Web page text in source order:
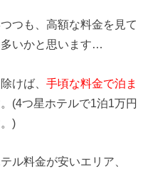
つも、高額な料金を見て
いかと思います…
けば、手頃な料金で泊ま
(4つ星ホテルで1泊1万円
)
ル料金が安いエリア、